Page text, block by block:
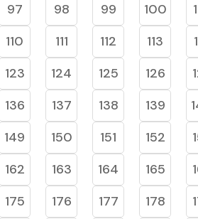
97 98 99 100
110 111 112 113
123 124 125 126
136 137 138 139
149 150 151 152
162 163 164 165
175 176 177 178